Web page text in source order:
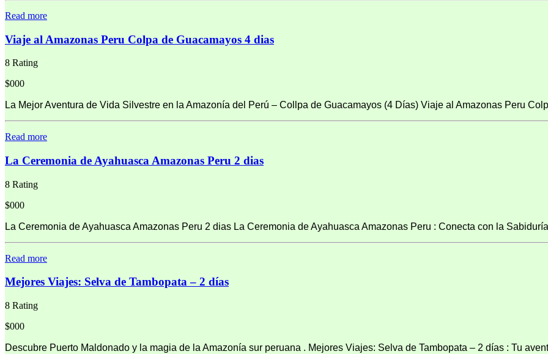
Read more
Viaje al Amazonas Peru Colpa de Guacamayos 4 dias
8 Rating
$000
La Mejor Aventura de Vida Silvestre en la Amazonía del Perú – Collpa de Guacamayos (4 Días) Viaje al Amazonas Peru
Read more
La Ceremonia de Ayahuasca Amazonas Peru 2 dias
8 Rating
$000
La Ceremonia de Ayahuasca Amazonas Peru 2 dias La Ceremonia de Ayahuasca Amazonas Peru : Conecta con la
Read more
Mejores Viajes: Selva de Tambopata – 2 días
8 Rating
$000
Descubre Puerto Maldonado y la magia de la Amazonía sur peruana . Mejores Viajes: Selva de Tambopata – 2 días : Tu